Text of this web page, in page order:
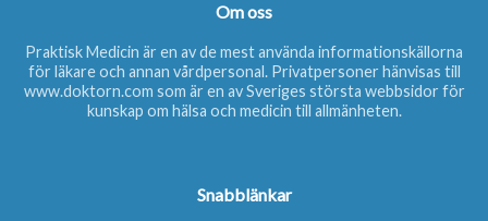
Om oss
Praktisk Medicin är en av de mest använda informationskällorna
för läkare och annan vårdpersonal. Privatpersoner hänvisas till
www.doktorn.com som är en av Sveriges största webbsidor för
kunskap om hälsa och medicin till allmänheten.
Snabblänkar